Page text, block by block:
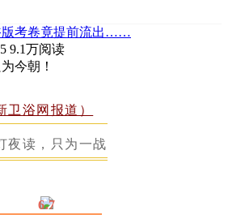
版考卷竟提前流出……
9.1万阅读
今朝！
卫浴网报道）
夜读，只为一战
6.7